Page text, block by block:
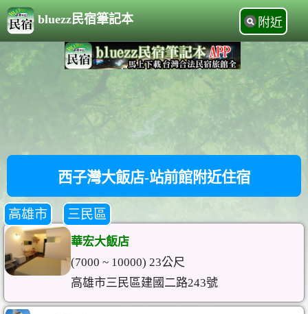
bluezz民宿筆記本 附近
西子灣大飯店-站前館附近住宿
高雄市 三民區
華宏大飯店
(7000 ~ 10000) 23公尺
高雄市三民區建國二路243號